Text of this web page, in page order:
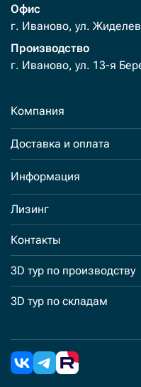
Офис
г. Иваново, ул.
Производство
г. Иваново, ул. 13-я
Компания
Доставка и оплата
Информация
Лизинг
Контакты
3D тур по производству
3D тур по складам